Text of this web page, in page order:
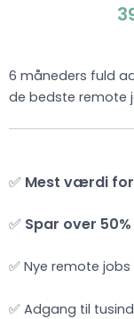
6 måneders fuld
de bedste remote
✅ Mest værdi
✅ Spar over 50%
✅ Nye remote
✅ Adgang til